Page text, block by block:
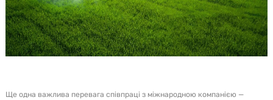
Ще одна важлива перевага співпраці з міжнародною компанією —